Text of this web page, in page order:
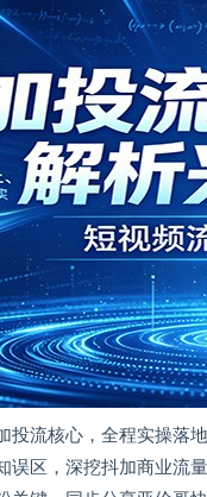
投流核心，全程实操落
误区，深挖抖加商业流